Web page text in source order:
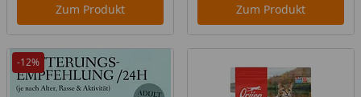
Zum Produkt Zum Produkt
-12%